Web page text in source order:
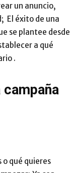
un anuncio,
El éxito de una
se plantee desde
a qué
.
campaña
o qué quieres